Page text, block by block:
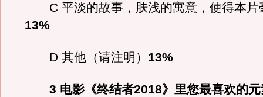
C 平淡的故事，肤浅的寓意，使得本片
13%
D 其他（请注明） 13%
3 电影《终结者2018》里您最喜欢的元